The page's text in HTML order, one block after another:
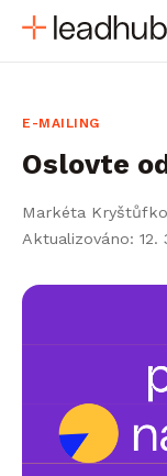
E-MAILING
Oslovte
Markéta
Aktualizováno: 12.